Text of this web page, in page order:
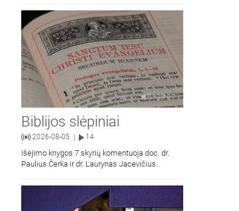
jaunimas.
38:07
Biblijos slėpiniai
2026-08-05 14
Išėjimo knygos 7 skyrių komentuoja doc. dr.
Paulius Čerka ir dr. Laurynas Jacevičius.